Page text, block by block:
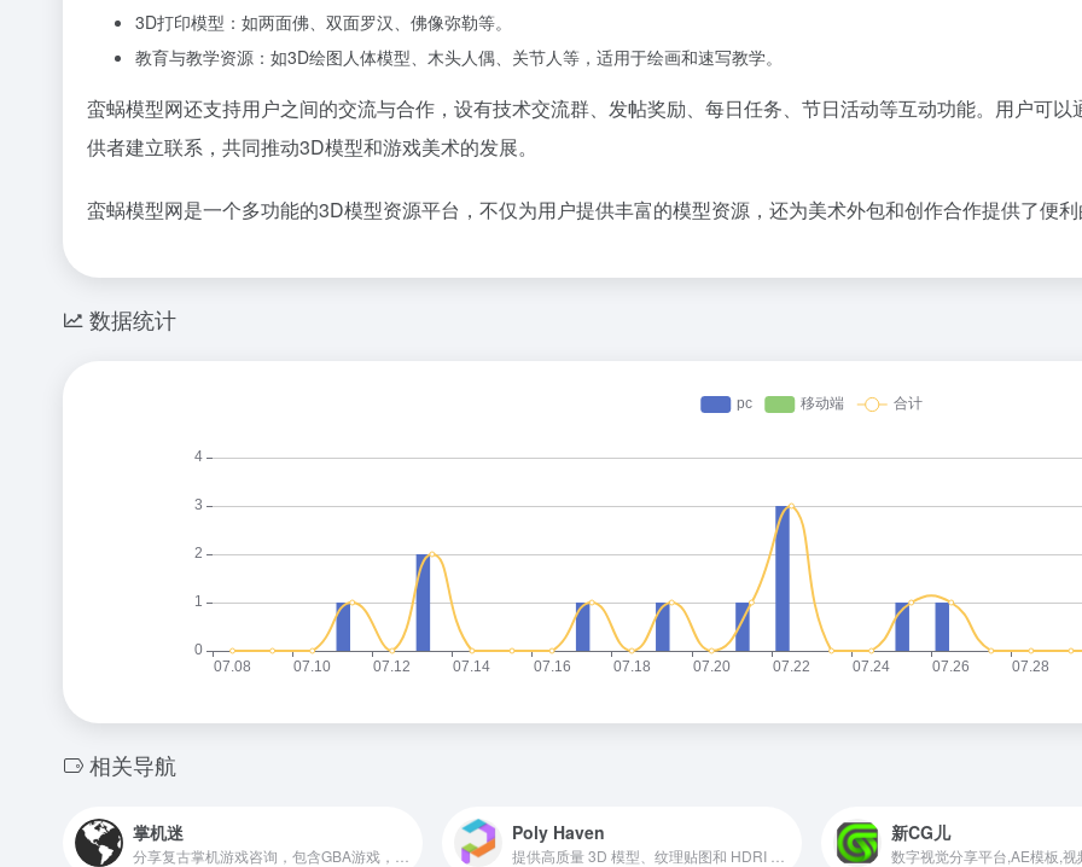
3D打印模型：如两面佛、双面罗汉、佛像弥勒等。
教育与教学资源：如3D绘图人体模型、木头人偶、关节人等，适用于绘画和速写教学。
蛮蜗模型网还支持用户之间的交流与合作，设有技术交流群、发帖奖励、每日任务、节日活动等互动功能。用户可
供者建立联系，共同推动3D模型和游戏美术的发展。
蛮蜗模型网是一个多功能的3D模型资源平台，不仅为用户提供丰富的模型资源，还为美术外包和创作合作提供了便
数据统计
相关导航
掌机迷 Poly Haven 新CG儿